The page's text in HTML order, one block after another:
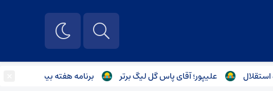
علیپور؛ آقای پاس گل لیگ برتر برنامه هفته بیستم لیگ برتر اعلام